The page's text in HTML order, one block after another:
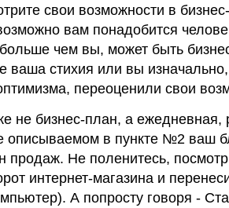
свои возможности в бизнес-
вам понадобится
чем вы, может быть
ваша стихия или вы
переоценили свои
не бизнес-план, а ежедневная,
описываемом в пункте №2 ваш
продаж. Не поленитесь,
интернет-магазина и
А попросту говоря -